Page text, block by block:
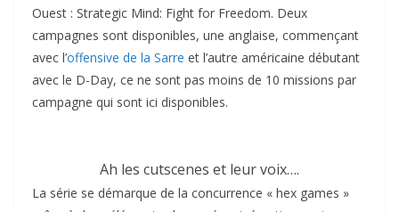
Ouest : Strategic Mind: Fight for Freedom. Deux
campagnes sont disponibles, une anglaise, commençant
avec l’offensive de la Sarre et l’autre américaine débutant
avec le D-Day, ce ne sont pas moins de 10 missions par
campagne qui sont ici disponibles.
Ah les cutscenes et leur voix….
La série se démarque de la concurrence « hex games »